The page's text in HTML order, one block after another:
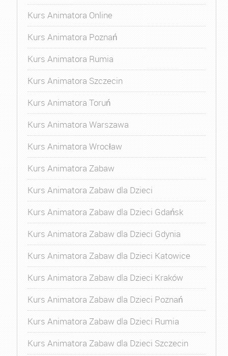
Kurs Animatora Online
Kurs Animatora Poznań
Kurs Animatora Rumia
Kurs Animatora Szczecin
Kurs Animatora Toruń
Kurs Animatora Warszawa
Kurs Animatora Wrocław
Kurs Animatora Zabaw
Kurs Animatora Zabaw dla Dzieci
Kurs Animatora Zabaw dla Dzieci Gdańsk
Kurs Animatora Zabaw dla Dzieci Gdynia
Kurs Animatora Zabaw dla Dzieci Katowice
Kurs Animatora Zabaw dla Dzieci Kraków
Kurs Animatora Zabaw dla Dzieci Poznań
Kurs Animatora Zabaw dla Dzieci Rumia
Kurs Animatora Zabaw dla Dzieci Szczecin